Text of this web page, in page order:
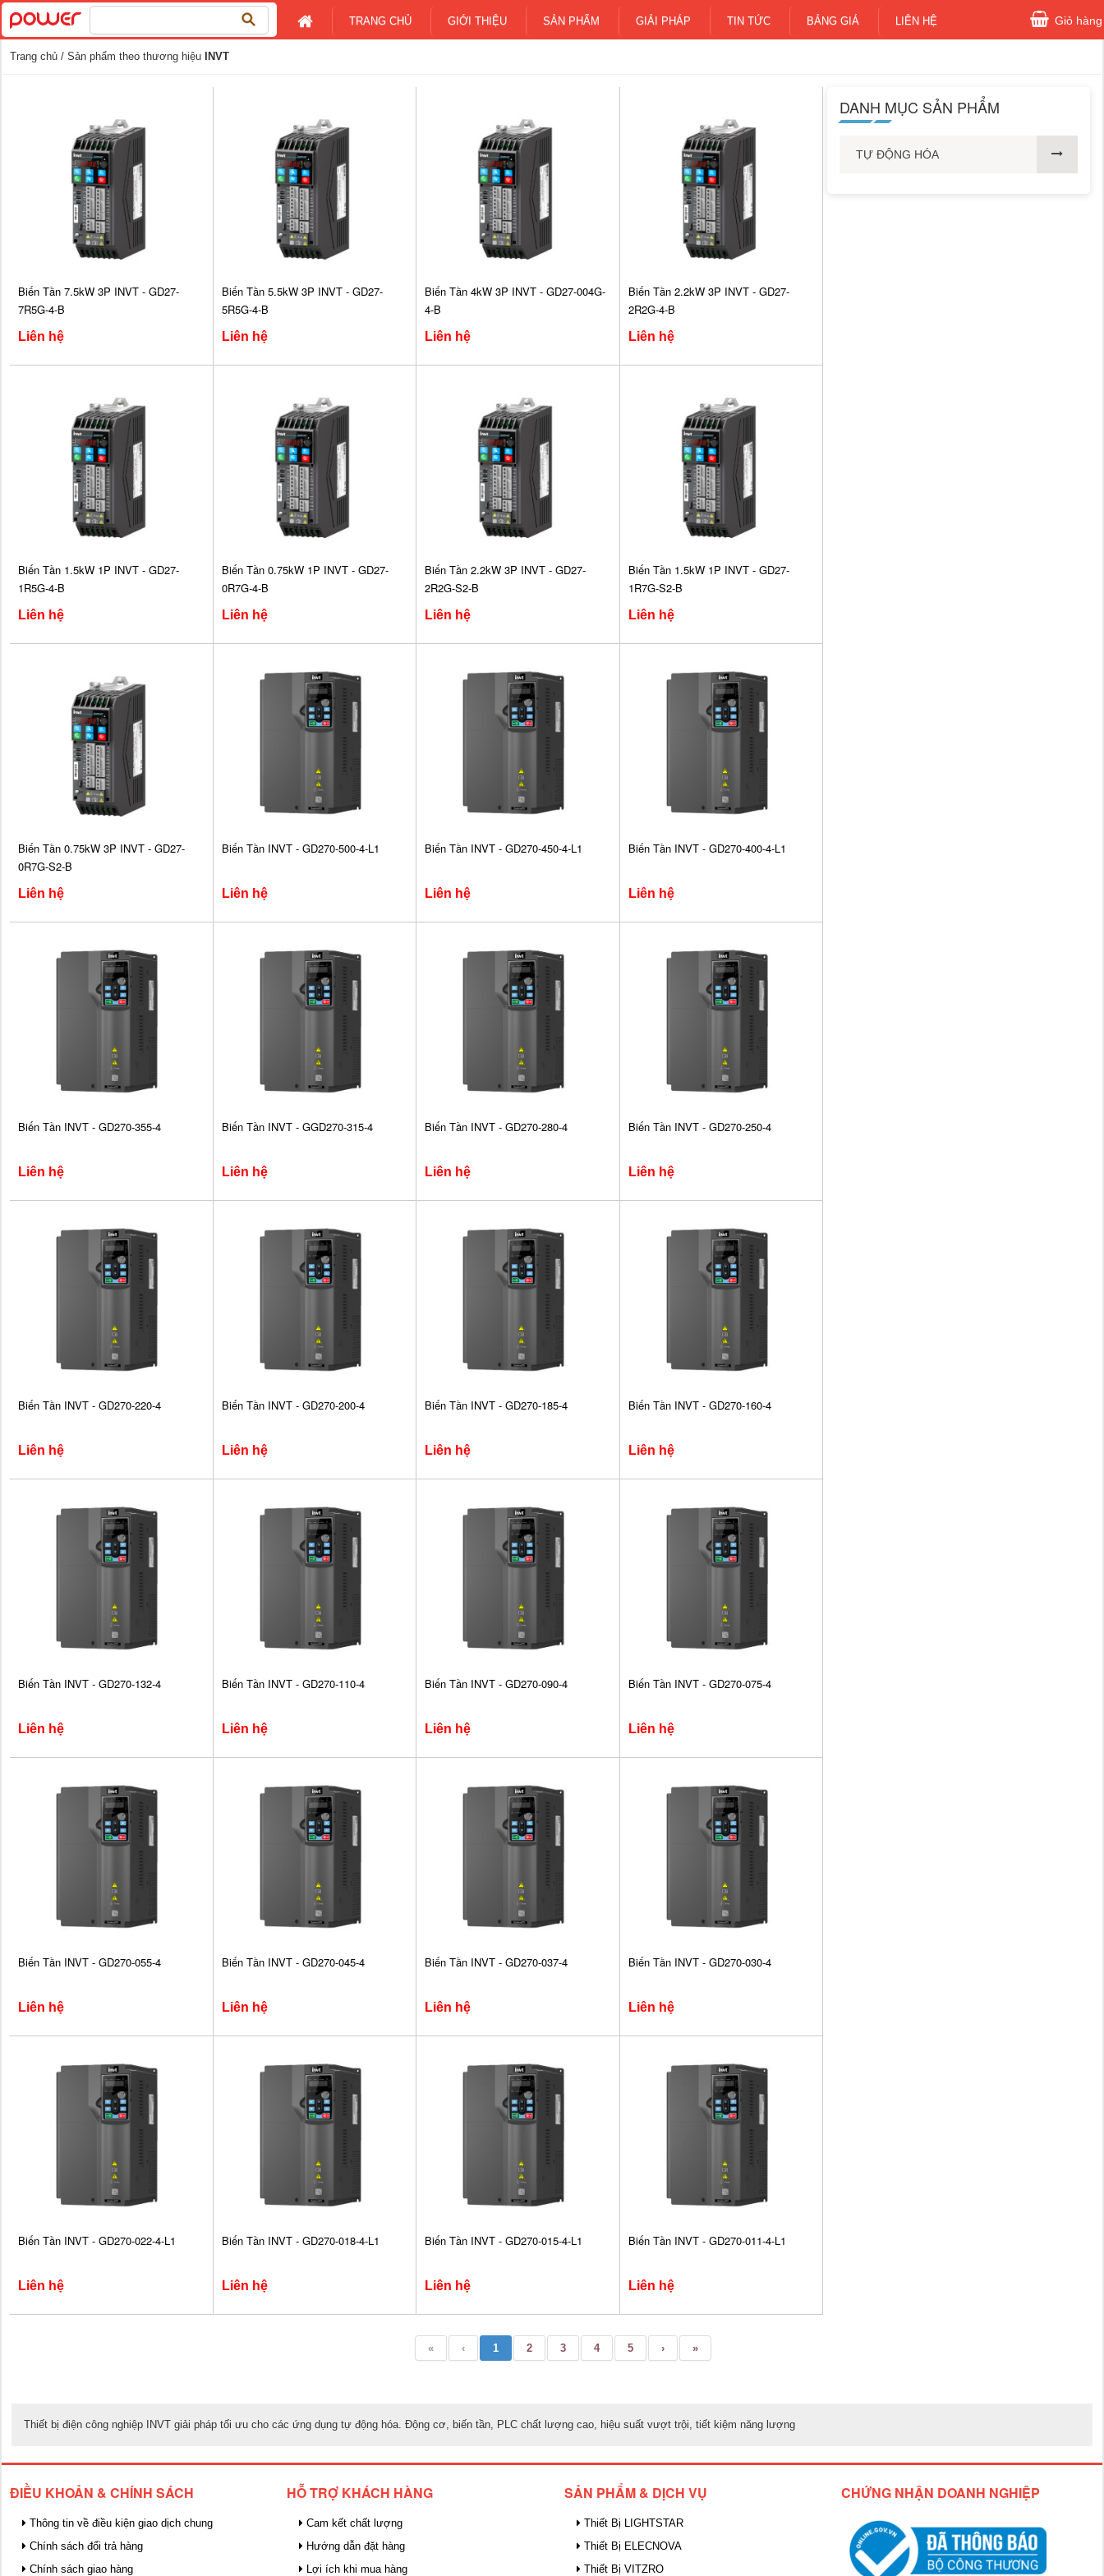
kiếm
cho:
TRANG CHỦ GIỚI THIỆU SẢN PHẨM GIẢI PHÁP TIN TỨC BẢNG GIÁ LIÊN HỆ Giỏ hàng
Trang chủ / Sản phẩm theo thương hiệu INVT
Biến Tần 7.5kW 3P INVT - GD27-
7R5G-4-B
Liên hệ
Biến Tần 5.5kW 3P INVT - GD27-
5R5G-4-B
Liên hệ
Biến Tần 4kW 3P INVT - GD27-004G-
4-B
Liên hệ
Biến Tần 2.2kW 3P INVT - GD27-
2R2G-4-B
Liên hệ
Biến Tần 1.5kW 1P INVT - GD27-
1R5G-4-B
Liên hệ
Biến Tần 0.75kW 1P INVT - GD27-
0R7G-4-B
Liên hệ
Biến Tần 2.2kW 3P INVT - GD27-
2R2G-S2-B
Liên hệ
Biến Tần 1.5kW 1P INVT - GD27-
1R7G-S2-B
Liên hệ
Biến Tần 0.75kW 3P INVT - GD27-
0R7G-S2-B
Liên hệ
Biến Tần INVT - GD270-500-4-L1
Liên hệ
Biến Tần INVT - GD270-450-4-L1
Liên hệ
Biến Tần INVT - GD270-400-4-L1
Liên hệ
Biến Tần INVT - GD270-355-4
Liên hệ
Biến Tần INVT - GGD270-315-4
Liên hệ
Biến Tần INVT - GD270-280-4
Liên hệ
Biến Tần INVT - GD270-250-4
Liên hệ
Biến Tần INVT - GD270-220-4
Liên hệ
Biến Tần INVT - GD270-200-4
Liên hệ
Biến Tần INVT - GD270-185-4
Liên hệ
Biến Tần INVT - GD270-160-4
Liên hệ
Biến Tần INVT - GD270-132-4
Liên hệ
Biến Tần INVT - GD270-110-4
Liên hệ
Biến Tần INVT - GD270-090-4
Liên hệ
Biến Tần INVT - GD270-075-4
Liên hệ
Biến Tần INVT - GD270-055-4
Liên hệ
Biến Tần INVT - GD270-045-4
Liên hệ
Biến Tần INVT - GD270-037-4
Liên hệ
Biến Tần INVT - GD270-030-4
Liên hệ
Biến Tần INVT - GD270-022-4-L1
Liên hệ
Biến Tần INVT - GD270-018-4-L1
Liên hệ
Biến Tần INVT - GD270-015-4-L1
Liên hệ
Biến Tần INVT - GD270-011-4-L1
Liên hệ
DANH MỤC SẢN PHẨM
TỰ ĐỘNG HÓA
« ‹ 1 2 3 4 5 › »
Thiết bị điện công nghiệp INVT giải pháp tối ưu cho các ứng dụng tự động hóa. Động cơ, biến tần, PLC chất lượng cao, hiệu suất vượt trội, tiết kiệm năng lượng
ĐIỀU KHOẢN & CHÍNH SÁCH
Thông tin về điều kiện giao dịch chung
Chính sách đổi trả hàng
Chính sách giao hàng
HỖ TRỢ KHÁCH HÀNG
Cam kết chất lượng
Hướng dẫn đặt hàng
Lợi ích khi mua hàng
SẢN PHẨM & DỊCH VỤ
Thiết Bị LIGHTSTAR
Thiết Bị ELECNOVA
Thiết Bị VITZRO
CHỨNG NHẬN DOANH NGHIỆP